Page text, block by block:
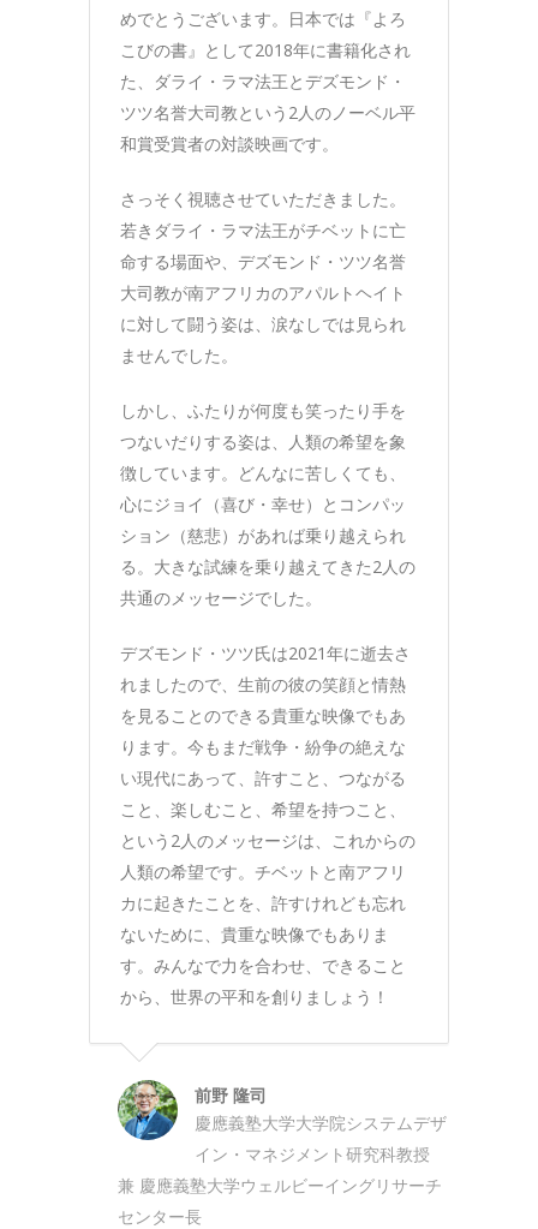
めでとうございます。日本では『よろ
こびの書』として2018年に書籍化され
た、ダライ・ラマ法王とデズモンド・
ツツ名誉大司教という2人のノーベル平
和賞受賞者の対談映画です。
さっそく視聴させていただきました。
若きダライ・ラマ法王がチベットに亡
命する場面や、デズモンド・ツツ名誉
大司教が南アフリカのアパルトヘイト
に対して闘う姿は、涙なしでは見られ
ませんでした。
しかし、ふたりが何度も笑ったり手を
つないだりする姿は、人類の希望を象
徴しています。どんなに苦しくても、
心にジョイ（喜び・幸せ）とコンパッ
ション（慈悲）があれば乗り越えられ
る。大きな試練を乗り越えてきた2人の
共通のメッセージでした。
デズモンド・ツツ氏は2021年に逝去さ
れましたので、生前の彼の笑顔と情熱
を見ることのできる貴重な映像でもあ
ります。今もまだ戦争・紛争の絶えな
い現代にあって、許すこと、つながる
こと、楽しむこと、希望を持つこと、
という2人のメッセージは、これからの
人類の希望です。チベットと南アフリ
カに起きたことを、許すけれども忘れ
ないために、貴重な映像でもありま
す。みんなで力を合わせ、できること
から、世界の平和を創りましょう！
前野 隆司
慶應義塾大学大学院システムデザ
イン・マネジメント研究科教授
兼 慶應義塾大学ウェルビーイングリサーチ
センター長